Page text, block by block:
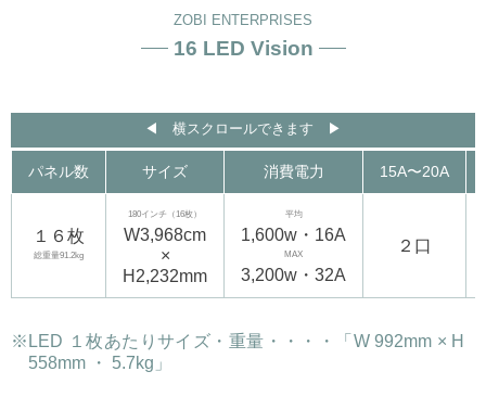
ZOBI ENTERPRISES
16 LED Vision
◀︎ 横スクロールできます ▶︎
パネル数 サイズ 消費電力 15A〜20A
１６枚
総重量91.2kg
180インチ（16枚）
W3,968cm
×
H2,232mm
平均
1,600w・16A
MAX
3,200w・32A
２口
※LED １枚あたりサイズ・重量・・・・「W 992mm × H
558mm ・ 5.7kg」